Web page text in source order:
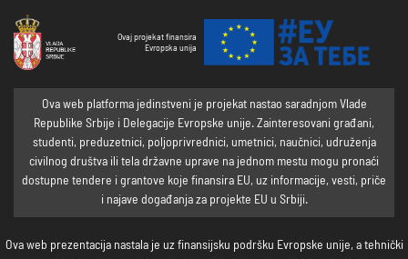
Ovaj projekat finansira
Evropska unija
Ova web platforma jedinstveni je projekat nastao saradnjom Vlade
Republike Srbije i Delegacije Evropske unije. Zainteresovani građani,
studenti, preduzetnici, poljoprivrednici, umetnici, naučnici, udruženja
civilnog društva ili tela državne uprave na jednom mestu mogu pronaći
dostupne tendere i grantove koje finansira EU, uz informacije, vesti, priče
i najave događanja za projekte EU u Srbiji.
Ova web prezentacija nastala je uz finansijsku podršku Evropske unije, a tehnički